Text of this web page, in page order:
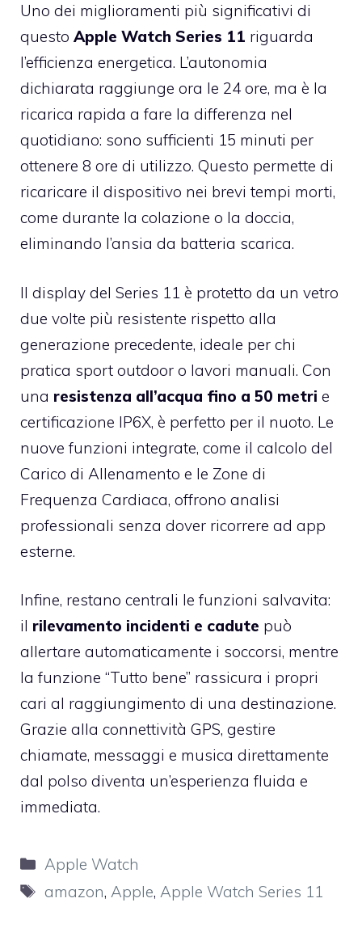
Uno dei miglioramenti più significativi di
questo Apple Watch Series 11 riguarda
l’efficienza energetica. L’autonomia
dichiarata raggiunge ora le 24 ore, ma è la
ricarica rapida a fare la differenza nel
quotidiano: sono sufficienti 15 minuti per
ottenere 8 ore di utilizzo. Questo permette di
ricaricare il dispositivo nei brevi tempi morti,
come durante la colazione o la doccia,
eliminando l’ansia da batteria scarica.
Il display del Series 11 è protetto da un vetro
due volte più resistente rispetto alla
generazione precedente, ideale per chi
pratica sport outdoor o lavori manuali. Con
una resistenza all’acqua fino a 50 metri e
certificazione IP6X, è perfetto per il nuoto. Le
nuove funzioni integrate, come il calcolo del
Carico di Allenamento e le Zone di
Frequenza Cardiaca, offrono analisi
professionali senza dover ricorrere ad app
esterne.
Infine, restano centrali le funzioni salvavita:
il rilevamento incidenti e cadute può
allertare automaticamente i soccorsi, mentre
la funzione “Tutto bene” rassicura i propri
cari al raggiungimento di una destinazione.
Grazie alla connettività GPS, gestire
chiamate, messaggi e musica direttamente
dal polso diventa un’esperienza fluida e
immediata.
Categorie
Apple Watch
Tag
amazon,Apple,Apple Watch Series 11